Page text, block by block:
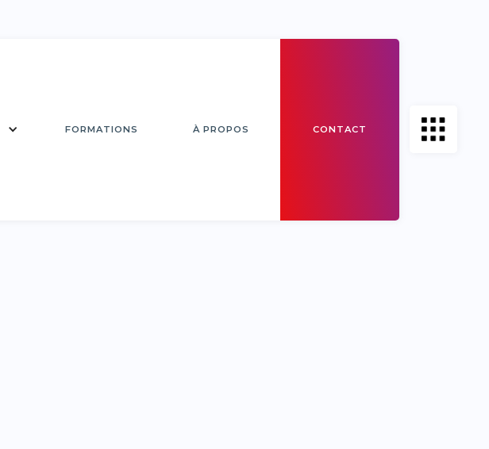
FORMATIONS À PROPOS CONTACT